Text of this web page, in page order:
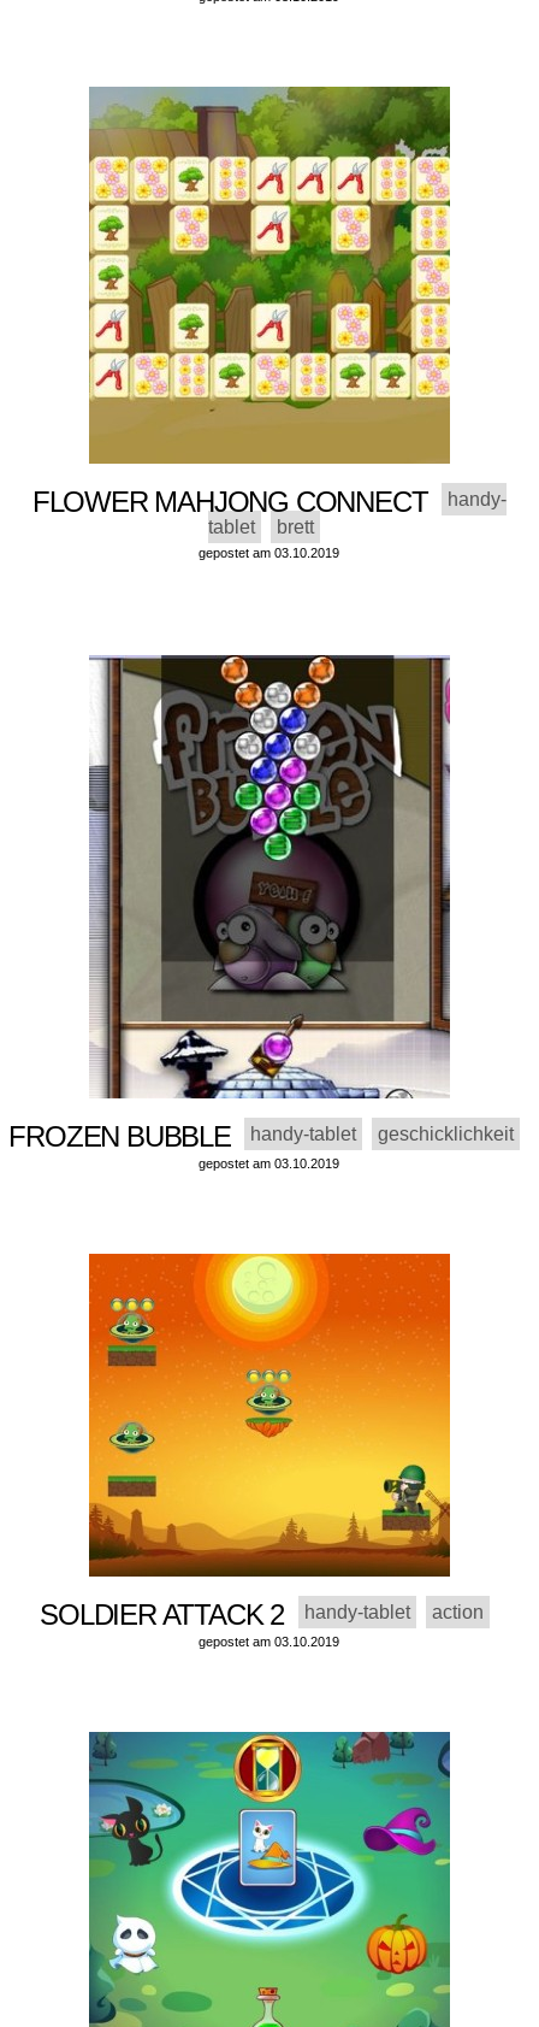
FLOWER MAHJONG CONNECT
handy-
tablet
brett
gepostet am 03.10.2019
FROZEN BUBBLE handy-tablet geschicklichkeit
gepostet am 03.10.2019
SOLDIER ATTACK 2 handy-tablet action
gepostet am 03.10.2019